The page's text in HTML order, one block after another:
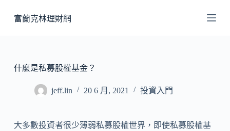
至
容
富蘭克林理財網
什麼是私募股權基金？
jeff.lin 20 6 月, 2021 投資入門
大多數投資者很少薄弱私募股權世界，即使私募股權基